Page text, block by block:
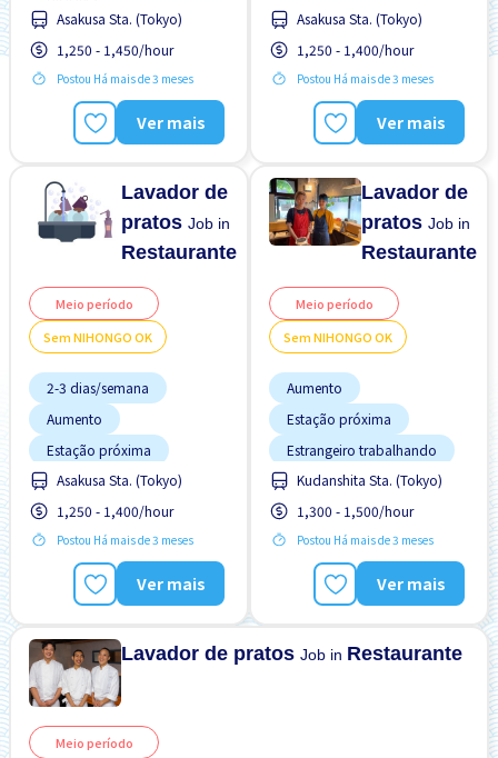
Estrangeiro trabalhando
Potêncial para Salário
Alto
Preferência por Homens
Preferência por Mulheres
Preferência por Visto de
Asakusa Sta. (Tokyo)
1,250 - 1,450/hour
Postou Há mais de 3 meses
Ver mais
Estacionamento de
bicicleta
Estrangeiro trabalhando
Preferência por Homens
Preferência por Mulheres
Preferência por Visto de
Refeições Fornecidas
Asakusa Sta. (Tokyo)
1,250 - 1,400/hour
Postou Há mais de 3 meses
Ver mais
Lavador de
pratosJob in
Restaurante
Meio período
Sem NIHONGO OK
2-3 dias/semana
Aumento
Estação próxima
Estacionamento de
bicicleta
Estrangeiro trabalhando
Preferência por Homens
Preferência por Mulheres
Preferência por Visto de
Refeições Fornecidas
Asakusa Sta. (Tokyo)
1,250 - 1,400/hour
Postou Há mais de 3 meses
Ver mais
Lavador de
pratosJob in
Restaurante
Meio período
Sem NIHONGO OK
Aumento
Estação próxima
Estrangeiro trabalhando
FDS & FER desligado
Preferência por Homens
Preferência por Mulheres
Refeições Fornecidas
Sem experiência OK
Kudanshita Sta. (Tokyo)
1,300 - 1,500/hour
Postou Há mais de 3 meses
Ver mais
Lavador de pratosJob in Restaurante
Meio período